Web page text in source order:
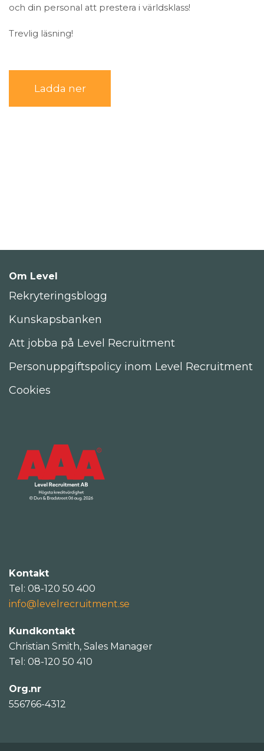
och din personal att prestera i världsklass!
Trevlig läsning!
Ladda ner
Om Level
Rekryteringsblogg
Kunskapsbanken
Att jobba på Level Recruitment
Personuppgiftspolicy inom Level Recruitment
Cookies
Kontakt
Tel: 08-120 50 400
info@levelrecruitment.se
Kundkontakt
Christian Smith, Sales Manager
Tel: 08-120 50 410
Org.nr
556766-4312